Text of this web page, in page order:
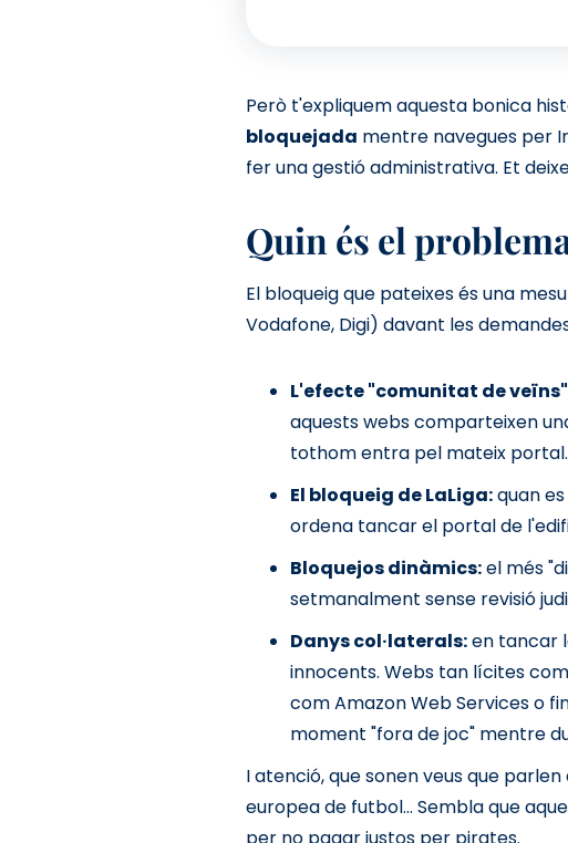
Però t'expliquem aquesta bonica
bloquejada mentre navegues per
fer una gestió administrativa. Et
Quin és el
El bloqueig que pateixes és una
Vodafone, Digi) davant les
L'efecte "comunitat de
aquests webs comparteixen
tothom entra pel mateix portal.
El bloqueig de LaLiga:quan
ordena tancar el portal de
Bloquejos dinàmics:el més
setmanalment sense revisió
Danys col·laterals:en tancar
innocents. Webs tan lícites
com Amazon Web Services o
moment "fora de joc" mentre
I atenció, que sonen veus que
europea de futbol... Sembla que